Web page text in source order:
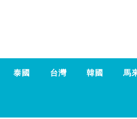
泰國 台灣 韓國 馬